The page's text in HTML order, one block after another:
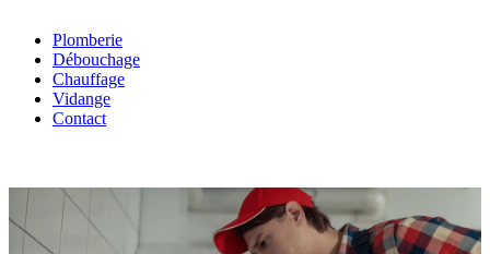
Plomberie
Débouchage
Chauffage
Vidange
Contact